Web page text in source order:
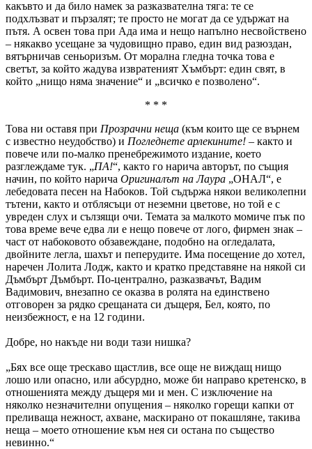
какъвто и да било намек за разказвателна тяга: те се
подхлъзват и пързалят; те просто не могат да се удържат на
пътя. А освен това при Ада има и нещо напълно несвойствено
– някакво усещане за чудовищно право, един вид разюздан,
вятърничав сеньоризъм. От морална гледна точка това е
светът, за който жадува извратеният Хъмбърт: един свят, в
който „нищо няма значение“ и „всичко е позволено“.
* * *
Това ни оставя при Прозрачни неща (към които ще се върнем
с известно неудобство) и Погледнете арлекините! – както и
повече или по-малко пренебрежимото издание, което
разглеждаме тук. „ПА!“, както го нарича авторът, по същия
начин, по който нарича Оригиналът на Лаура „ОНАЛ“, е
лебедовата песен на Набоков. Той съдържа някои великолепни
тътени, както и отблясъци от неземни цветове, но той е с
увреден слух и сълзящи очи. Темата за малкото момиче пък по
това време вече едва ли е нещо повече от лого, фирмен знак –
част от набоковото обзавеждане, подобно на огледалата,
двойните легла, шахът и пеперудите. Има посещение до хотел,
наречен Лолита Лодж, както и кратко представяне на някой си
Дъмбърт Дъмбърт. По-централно, разказвачът, Вадим
Вадимович, внезапно се оказва в ролята на единствено
отговорен за рядко срещаната си дъщеря, Бел, която, по
неизбежност, е на 12 години.
Добре, но накъде ни води тази нишка?
„Бях все още трескаво щастлив, все още не виждащ нищо
лошо или опасно, или абсурдно, може би направо кретенско, в
отношенията между дъщеря ми и мен. С изключение на
няколко незначителни опущения – няколко горещи капки от
преливаща нежност, ахване, маскирано от покашляне, такива
неща – моето отношение към нея си остана по същество
невинно.“